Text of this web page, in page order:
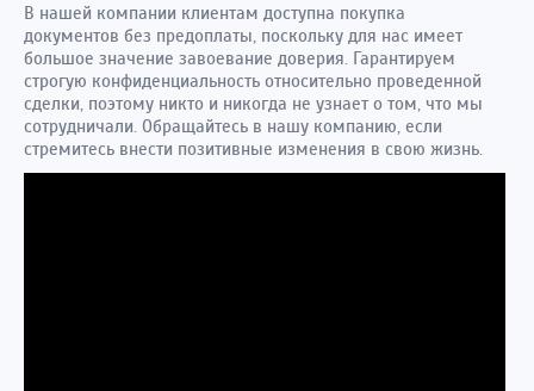
В нашей компании клиентам доступна покупка
документов без предоплаты, поскольку для нас имеет
большое значение завоевание доверия. Гарантируем
строгую конфиденциальность относительно проведенной
сделки, поэтому никто и никогда не узнает о том, что мы
сотрудничали. Обращайтесь в нашу компанию, если
стремитесь внести позитивные изменения в свою жизнь.